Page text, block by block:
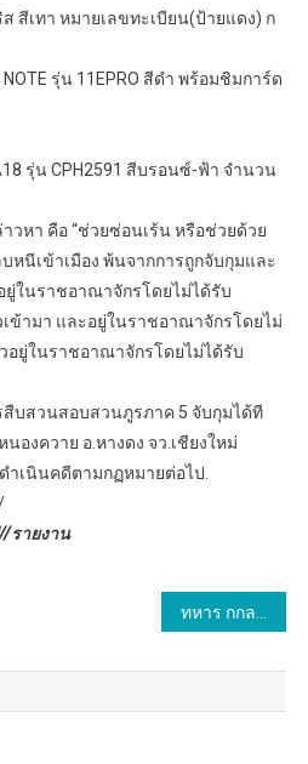
สีเทา หมายเลขทะเบียน(ป้ายแดง) ก
รุ่น 11EPRO สีดำ พร้อมชิมการ์ด
รุ่น CPH2591 สีบรอนซ์-ฟ้า จำนวน
วหา คือ “ช่วยซ่อนเร้น หรือช่วยด้วย
หนีเข้าเมือง พ้นจากการถูกจับกุมและ
ในราชอาณาจักรโดยไม่ได้รับ
ข้ามา และอยู่ในราชอาณาจักรโดยไม่
อยู่ในราชอาณาจักรโดยไม่ได้รับ
สืบสวนสอบสวนภูรภาค 5 จับกุมได้ที
องควาย อ.หางดง จว.เชียงใหม่
ำเนินคดีตามกฏหมายต่อไป.
รายงาน